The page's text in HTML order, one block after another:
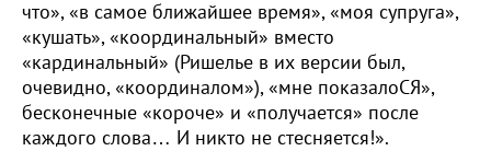
что», «в самое ближайшее время», «моя супруга»,
«кушать», «координальный» вместо
«кардинальный» (Ришелье в их версии был,
очевидно, «координалом»), «мне показалоСЯ»,
бесконечные «короче» и «получается» после
каждого слова… И никто не стесняется!».